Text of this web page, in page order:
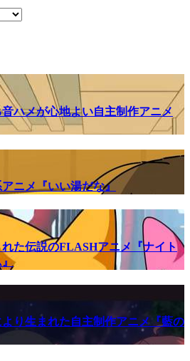
ハメが心地よい自主制作アニメ
ニメ『いい湯だな』
た伝説のFLASHアニメ『ナイト
』
り生まれた自主制作アニメ『藍の